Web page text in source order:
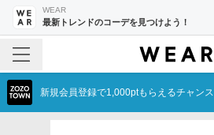
WEAR
最新トレンドのコーデを見つけよう！
新規会員登録で1,000ptもらえるチャンス